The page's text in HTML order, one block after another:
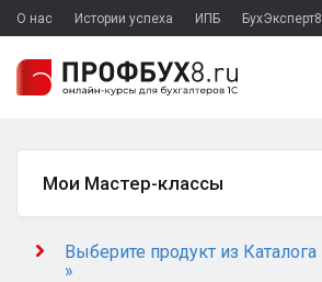
О нас Истории успеха ИПБ БухЭксперт8
Мои Мастер-классы
Выберите продукт из Каталога
»